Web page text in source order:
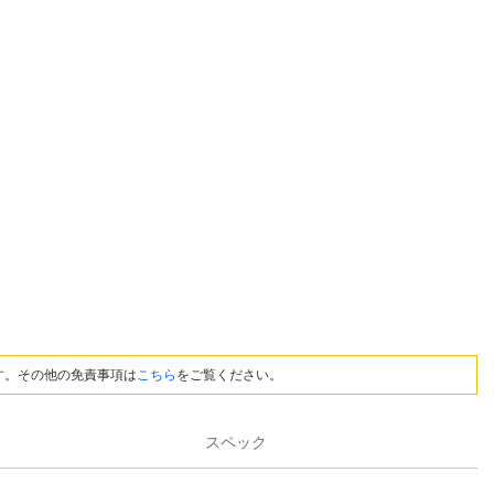
その他の免責事項はこちら をご覧ください。
スペック